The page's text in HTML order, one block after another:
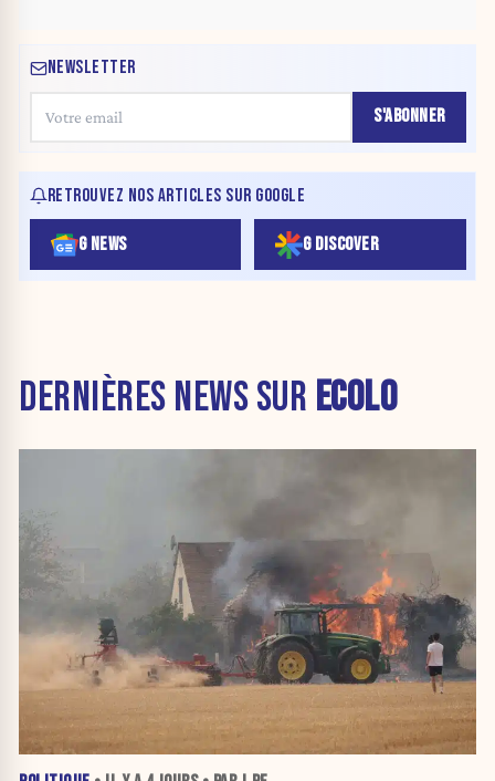
NEWSLETTER
S'ABONNER
RETROUVEZ NOS ARTICLES SUR GOOGLE
G NEWS G DISCOVER
DERNIÈRES NEWS SUR ECOLO